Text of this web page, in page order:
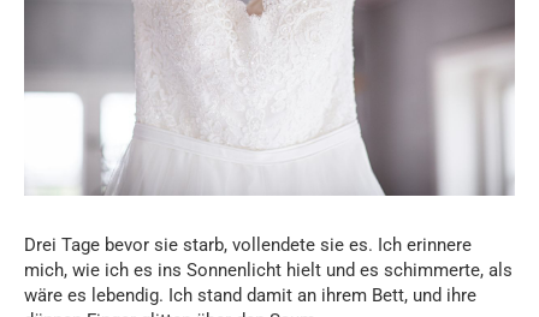
Drei Tage bevor sie starb, vollendete sie es. Ich erinnere
mich, wie ich es ins Sonnenlicht hielt und es schimmerte, als
wäre es lebendig. Ich stand damit an ihrem Bett, und ihre